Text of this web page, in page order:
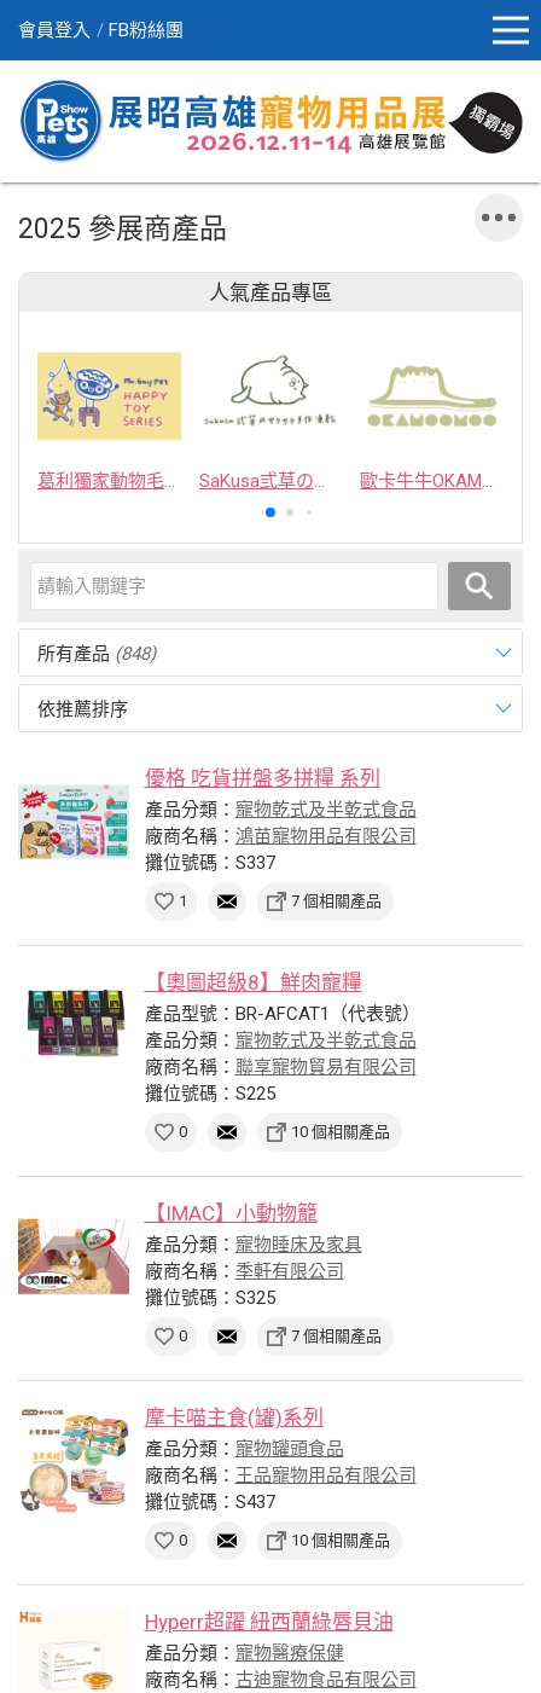
會員登入 FB粉絲團
2025 參展商產品
人氣產品專區
葛利獨家動物毛逗貓棒 SaKusa弎草のサクサク手作凍乾 歐卡牛牛OKAMOOMOO 貓草包
所有產品 (848)
依推薦排序
優格 吃貨拼盤多拼糧 系列
產品分類： 寵物乾式及半乾式食品
廠商名稱： 鴻苗寵物用品有限公司
攤位號碼：S337
1 7 個相關產品
【奧圖超級8】鮮肉寵糧
產品型號：BR-AFCAT1（代表號）
產品分類： 寵物乾式及半乾式食品
廠商名稱： 聯享寵物貿易有限公司
攤位號碼：S225
0 10 個相關產品
【IMAC】小動物籠
產品分類： 寵物睡床及家具
廠商名稱： 季軒有限公司
攤位號碼：S325
0 7 個相關產品
摩卡喵主食(罐)系列
產品分類： 寵物罐頭食品
廠商名稱： 王品寵物用品有限公司
攤位號碼：S437
0 10 個相關產品
Hyperr超躍 紐西蘭綠唇貝油
產品分類： 寵物醫療保健
廠商名稱： 古迪寵物食品有限公司